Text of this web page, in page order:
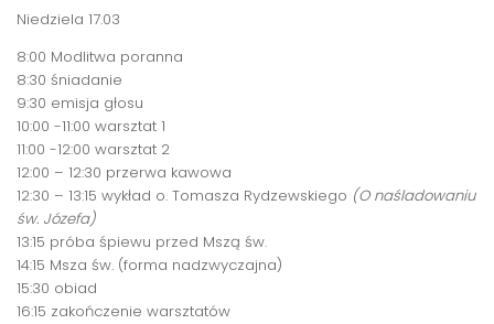
Niedziela 17.03
8:00 Modlitwa poranna
8:30 śniadanie
9:30 emisja głosu
10:00 -11:00 warsztat 1
11:00 -12:00 warsztat 2
12:00 – 12:30 przerwa kawowa
12:30 – 13:15 wykład o. Tomasza Rydzewskiego (O naśladowaniu
św. Józefa)
13:15 próba śpiewu przed Mszą św.
14:15 Msza św. (forma nadzwyczajna)
15:30 obiad
16:15 zakończenie warsztatów